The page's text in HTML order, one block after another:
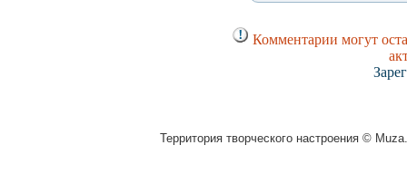
Комментарии могут
Территория творческого настроения ©